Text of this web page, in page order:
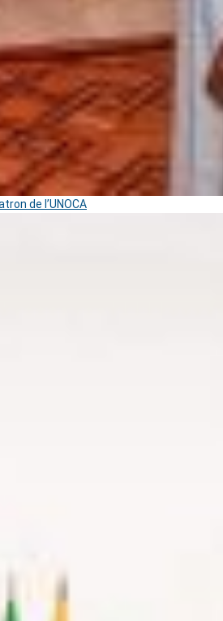
de l’UNOCA